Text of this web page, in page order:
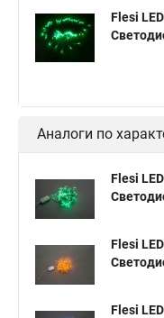
Flesi
Аналоги по
Flesi
Flesi
Flesi